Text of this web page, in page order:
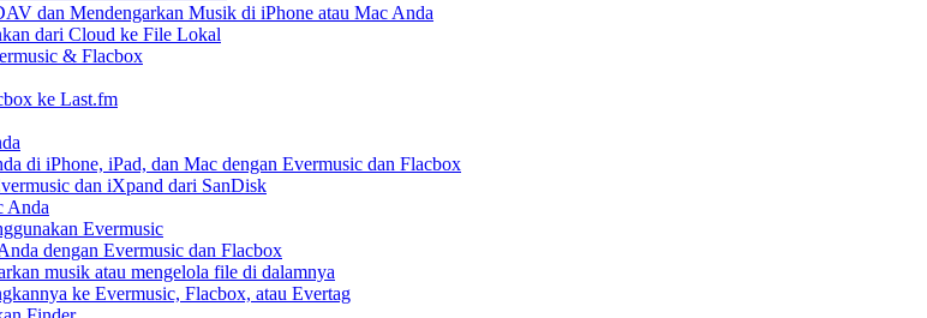
dan Mendengarkan Musik di iPhone atau Mac Anda
dari Cloud ke File Lokal
& Flacbox
ke Last.fm
di iPhone, iPad, dan Mac dengan Evermusic dan Flacbox
dan iXpand dari SanDisk
Anda
Evermusic
dengan Evermusic dan Flacbox
musik atau mengelola file di dalamnya
ke Evermusic, Flacbox, atau Evertag